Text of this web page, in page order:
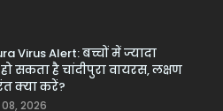
Virus Alert: बच्चों में ज्यादा
सकता है चांदीपुरा वायरस, लक्षण
क्या करें?
2026